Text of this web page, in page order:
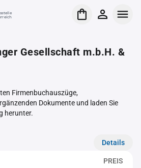
Gesellschaft m.b.H. &
Firmenbuchauszüge,
Dokumente und laden Sie
herunter.
Details
PREIS